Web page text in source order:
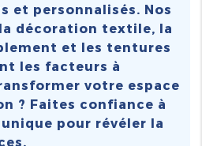
et personnalisés. Nos
décoration textile, la
et les tentures
les facteurs à
votre espace
? Faites confiance à
pour révéler la